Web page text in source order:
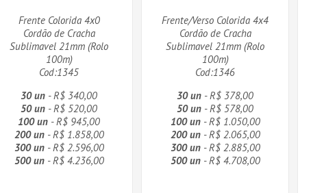
Frente Colorida 4x0
Cordão de Cracha
Sublimavel 21mm (Rolo
100m)
Cod:1345
30 un - R$ 340,00
50 un - R$ 520,00
100 un - R$ 945,00
200 un- R$ 1.858,00
300 un- R$ 2.596,00
500 un- R$ 4.236,00
Frente/Verso Colorida 4x4
Cordão de Cracha
Sublimavel 21mm (Rolo
100m)
Cod:1346
30 un - R$ 378,00
50 un - R$ 578,00
100 un- R$ 1.050,00
200 un- R$ 2.065,00
300 un- R$ 2.885,00
500 un- R$ 4.708,00